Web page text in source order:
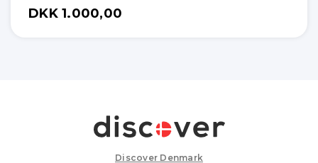
DKK 1.000,00
Discover Denmark